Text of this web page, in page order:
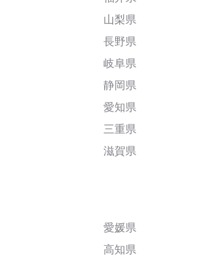
山梨県
長野県
岐阜県
静岡県
愛知県
三重県
滋賀県
愛媛県
高知県